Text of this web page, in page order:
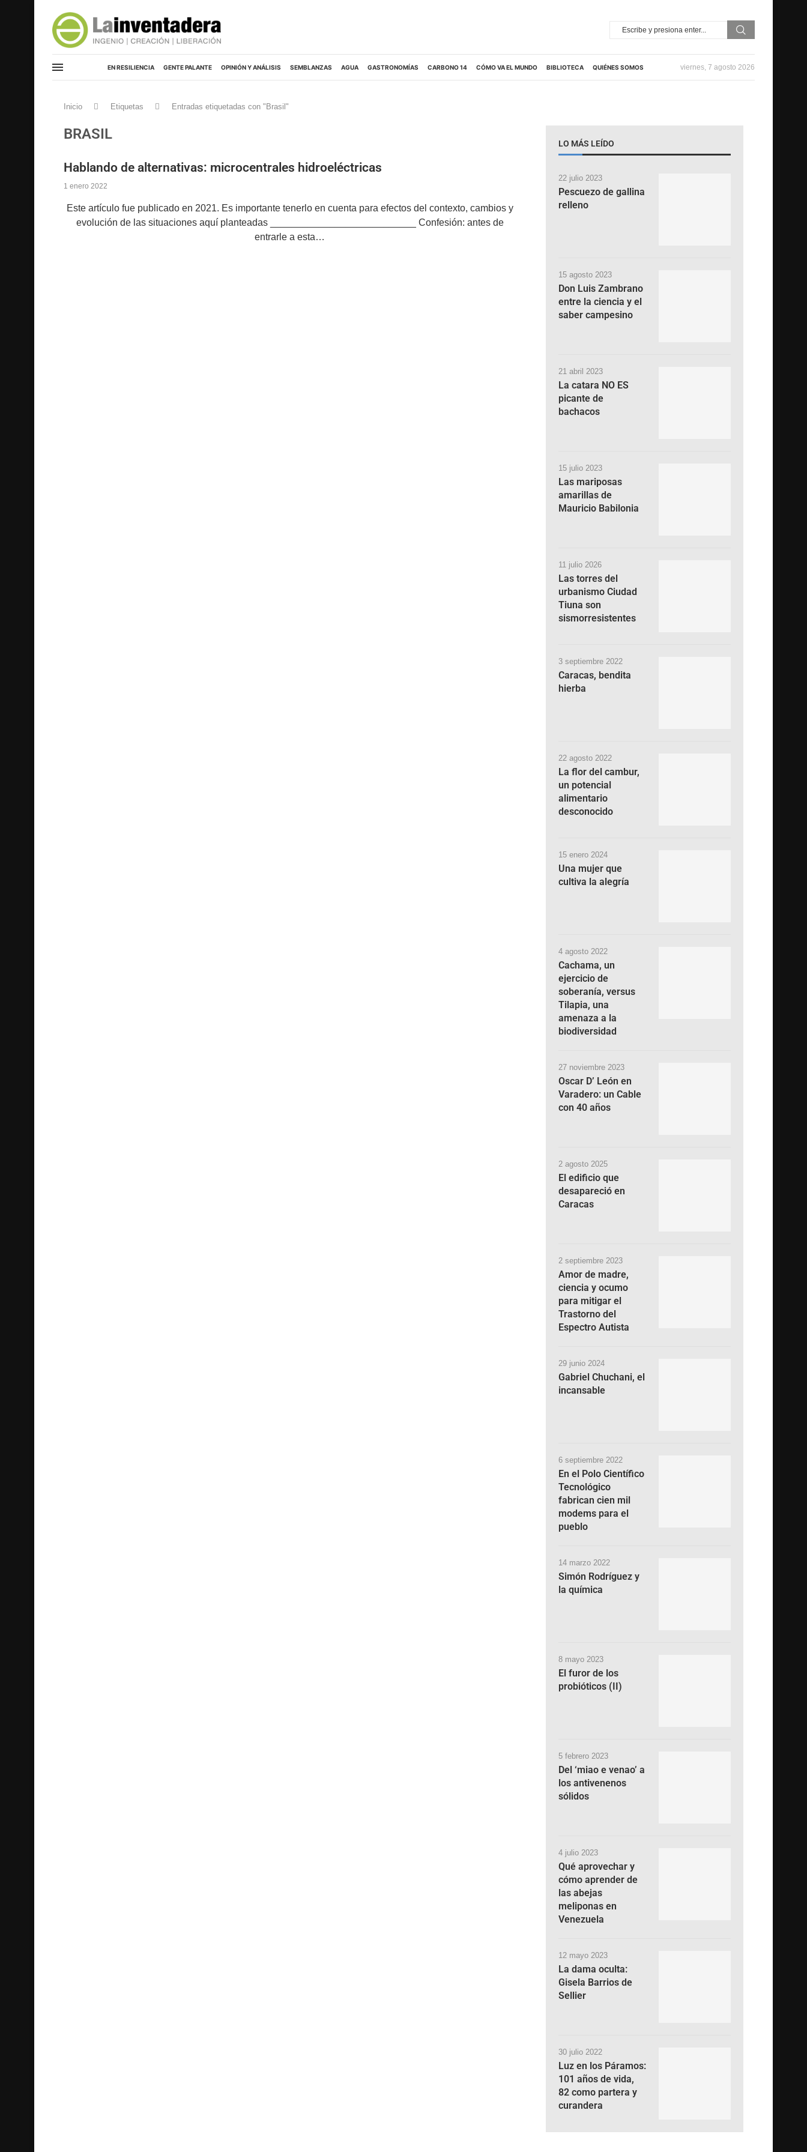
EN RESILIENCIA GENTE PALANTE OPINIÓN Y ANÁLISIS SEMBLANZAS AGUA GASTRONOMÍAS CARBONO 14 CÓMO VA EL MUNDO BIBLIOTECA QUIÉNES SOMOS viernes, 7 agosto 2026
Inicio Etiquetas Entradas etiquetadas con "Brasil"
BRASIL
Hablando de alternativas: microcentrales hidroeléctricas
1 enero 2022
Este artículo fue publicado en 2021. Es importante tenerlo en cuenta para efectos del contexto, cambios y
evolución de las situaciones aquí planteadas ___________________________ Confesión: antes de
entrarle a esta…
LO MÁS LEÍDO
22 julio 2023
Pescuezo de gallina
relleno
15 agosto 2023
Don Luis Zambrano
entre la ciencia y el
saber campesino
21 abril 2023
La catara NO ES
picante de
bachacos
15 julio 2023
Las mariposas
amarillas de
Mauricio Babilonia
11 julio 2026
Las torres del
urbanismo Ciudad
Tiuna son
sismorresistentes
3 septiembre 2022
Caracas, bendita
hierba
22 agosto 2022
La flor del cambur,
un potencial
alimentario
desconocido
15 enero 2024
Una mujer que
cultiva la alegría
4 agosto 2022
Cachama, un
ejercicio de
soberanía, versus
Tilapia, una
amenaza a la
biodiversidad
27 noviembre 2023
Oscar D’ León en
Varadero: un Cable
con 40 años
2 agosto 2025
El edificio que
desapareció en
Caracas
2 septiembre 2023
Amor de madre,
ciencia y ocumo
para mitigar el
Trastorno del
Espectro Autista
29 junio 2024
Gabriel Chuchani, el
incansable
6 septiembre 2022
En el Polo Científico
Tecnológico
fabrican cien mil
modems para el
pueblo
14 marzo 2022
Simón Rodríguez y
la química
8 mayo 2023
El furor de los
probióticos (II)
5 febrero 2023
Del ‘miao e venao’ a
los antivenenos
sólidos
4 julio 2023
Qué aprovechar y
cómo aprender de
las abejas
meliponas en
Venezuela
12 mayo 2023
La dama oculta:
Gisela Barrios de
Sellier
30 julio 2022
Luz en los Páramos:
101 años de vida,
82 como partera y
curandera